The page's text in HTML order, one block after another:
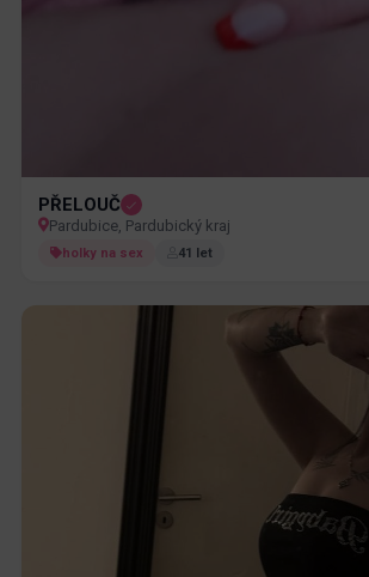
PŘELOUČ
Pardubice, Pardubický kraj
holky na sex 41 let